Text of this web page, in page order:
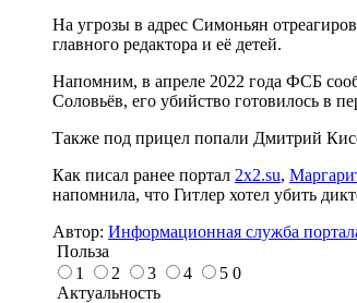
На угрозы в адрес Симоньян
главного редактора и её детей.
Напомним, в апреле 2022 года ФСБ
Соловьёв, его убийство готовилось в
Также под прицел попали Дмитрий
Как писал ранее портал 2х2.su,
напомнила, что Гитлер хотел убить
Автор: Информационная служба
Польза
1
2 3 4 5 0
Актуальность